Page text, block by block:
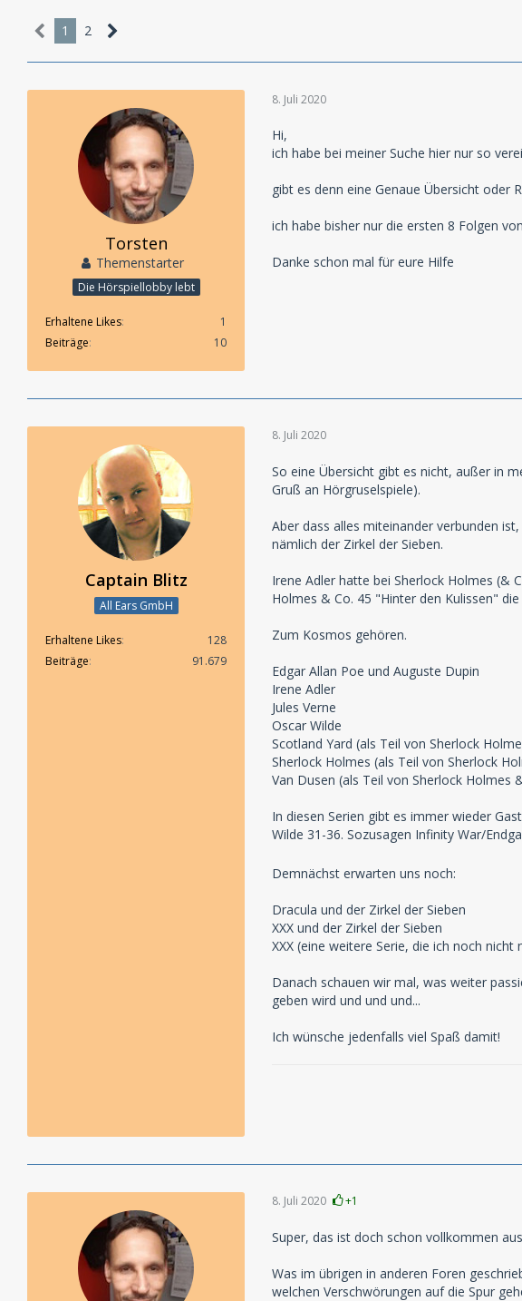
1 2
Torsten
Themenstarter
Die Hörspiellobby lebt
Erhaltene Likes
1
Beiträge
10
8. Juli 2020
Hi,
ich habe bei meiner Suche hier nur so
gibt es denn eine Genaue Übersicht oder
ich habe bisher nur die ersten 8 Folgen
Danke schon mal für eure Hilfe
Captain Blitz
All Ears GmbH
Erhaltene Likes
128
Beiträge
91.679
8. Juli 2020
So eine Übersicht gibt es nicht, außer in
Gruß an Hörgruselspiele).
Aber dass alles miteinander verbunden
nämlich der Zirkel der Sieben.
Irene Adler hatte bei Sherlock Holmes (&
Holmes & Co. 45 "Hinter den Kulissen"
Zum Kosmos gehören.
Edgar Allan Poe und Auguste Dupin
Irene Adler
Jules Verne
Oscar Wilde
Scotland Yard (als Teil von Sherlock
Sherlock Holmes (als Teil von Sherlock
Van Dusen (als Teil von Sherlock Holmes
In diesen Serien gibt es immer wieder
Wilde 31-36. Sozusagen Infinity War/
Demnächst erwarten uns noch:
Dracula und der Zirkel der Sieben
XXX und der Zirkel der Sieben
XXX (eine weitere Serie, die ich noch
Danach schauen wir mal, was weiter
geben wird und und und...
Ich wünsche jedenfalls viel Spaß damit!
8. Juli 2020 +1
Super, das ist doch schon vollkommen
Was im übrigen in anderen Foren
welchen Verschwörungen auf die Spur